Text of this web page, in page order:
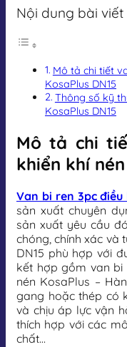
Nội dung bài viết
Mô tả chi tiết
KosaPlus DN15
Thông số kỹ
KosaPlus DN15
Mô tả chi
khiển khí nén
Van bi ren 3pc điều
sản xuất chuyên
sản xuất yêu cầu
chóng, chính xác và
DN15 phù hợp với
kết hợp gồm van bi
nén KosaPlus –
gang hoặc thép có
và chịu áp lực vận
thích hợp với các
chất…